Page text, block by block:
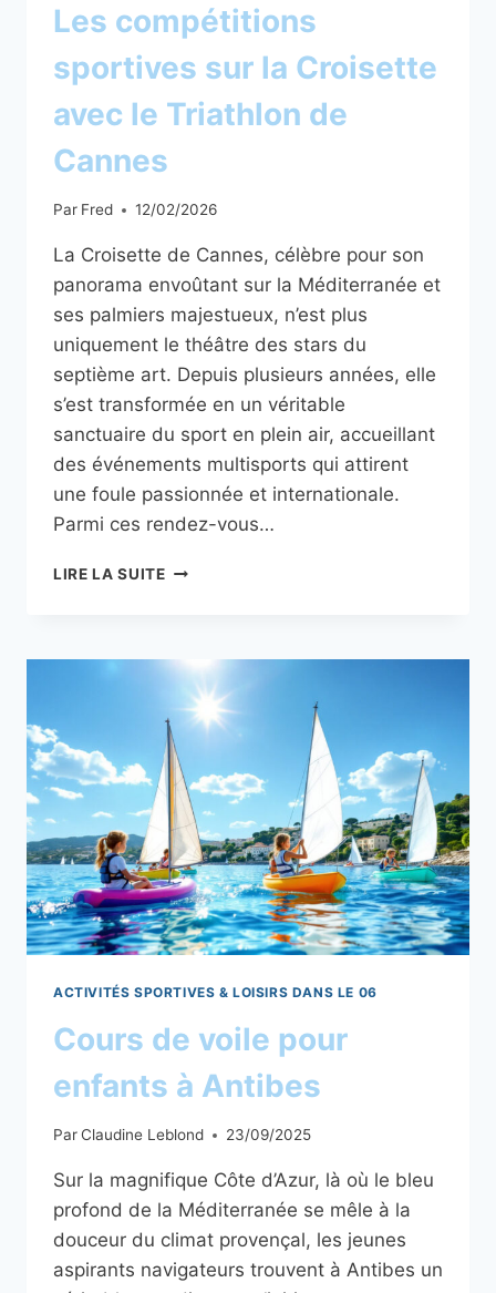
Les compétitions
sportives sur la Croisette
avec le Triathlon de
Cannes
Par Fred 12/02/2026
La Croisette de Cannes, célèbre pour son
panorama envoûtant sur la Méditerranée et
ses palmiers majestueux, n’est plus
uniquement le théâtre des stars du
septième art. Depuis plusieurs années, elle
s’est transformée en un véritable
sanctuaire du sport en plein air, accueillant
des événements multisports qui attirent
une foule passionnée et internationale.
Parmi ces rendez-vous…
LIRE LA SUITELES
LA
CROISETTE
AVEC
LE
TRIATHLON
DE
CANNES
ACTIVITÉS SPORTIVES & LOISIRS DANS LE 06
Cours de voile pour
enfants à Antibes
ParClaudine Leblond 23/09/2025
Sur la magnifique Côte d’Azur, là où le bleu
profond de la Méditerranée se mêle à la
douceur du climat provençal, les jeunes
aspirants navigateurs trouvent à Antibes un